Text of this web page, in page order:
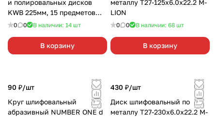
и полировальных дисков
KWB 225мм, 15 предметов
491066
0 0 В наличии: 14 шт
В корзину
металлу Т27-125х6.0х22.2 M-
LION
0 0 В наличии: 68 шт
В корзину
90 ₽/шт
Круг шлифовальный
абразивный NUMBER ONE d
430 ₽/шт
Диск шлифовальный по
металлу T27-230x6.0x22.2 M-